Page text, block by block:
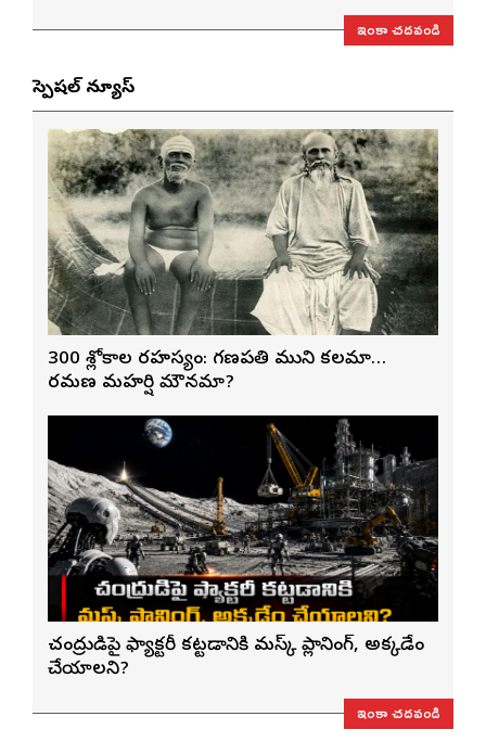
ఇంకా చదవండి
స్పెషల్ న్యూస్
300 శ్లోకాల రహస్యం: గణపతి ముని కలమా…
రమణ మహర్షి మౌనమా?
చంద్రుడిపై ఫ్యాక్టరీ కట్టడానికి మస్క్ ప్లానింగ్, అక్కడేం
చేయాలని?
ఇంకా చదవండి